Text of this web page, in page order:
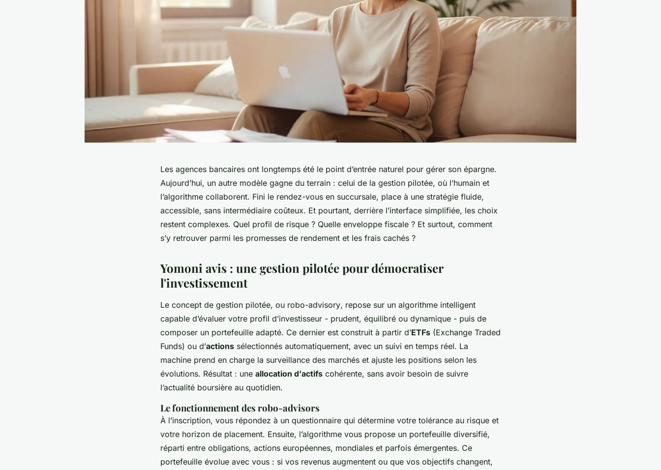
Les agences bancaires ont longtemps été le point d’entrée naturel pour gérer son épargne.
Aujourd’hui, un autre modèle gagne du terrain : celui de la gestion pilotée, où l’humain et
l’algorithme collaborent. Fini le rendez-vous en succursale, place à une stratégie fluide,
accessible, sans intermédiaire coûteux. Et pourtant, derrière l’interface simplifiée, les choix
restent complexes. Quel profil de risque ? Quelle enveloppe fiscale ? Et surtout, comment
s’y retrouver parmi les promesses de rendement et les frais cachés ?
Yomoni avis : une gestion pilotée pour démocratiser
l'investissement
Le concept de gestion pilotée, ou robo-advisory, repose sur un algorithme intelligent
capable d’évaluer votre profil d’investisseur - prudent, équilibré ou dynamique - puis de
composer un portefeuille adapté. Ce dernier est construit à partir d’ETFs (Exchange Traded
Funds) ou d’actions sélectionnés automatiquement, avec un suivi en temps réel. La
machine prend en charge la surveillance des marchés et ajuste les positions selon les
évolutions. Résultat : une allocation d'actifs cohérente, sans avoir besoin de suivre
l’actualité boursière au quotidien.
Le fonctionnement des robo-advisors
À l’inscription, vous répondez à un questionnaire qui détermine votre tolérance au risque et
votre horizon de placement. Ensuite, l’algorithme vous propose un portefeuille diversifié,
réparti entre obligations, actions européennes, mondiales et parfois émergentes. Ce
portefeuille évolue avec vous : si vos revenus augmentent ou que vos objectifs changent,